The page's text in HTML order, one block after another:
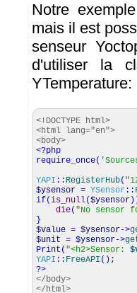
Notre
mais il est
senseur
d'utiliser la
YTemperature:
<!DOCTYPE html>
<html lang="en">
<body>
<?php
require_once(
YAPI :: RegisterHub(
$ysensor = YSensor ::
if(is_null($ysensor )
die( "No sensor
}
$value = $ysensor->
$unit = $ysensor->
Print ( "<h2>Sensor:
YAPI :: FreeAPI ( ) ;
?>
</body>
</html>